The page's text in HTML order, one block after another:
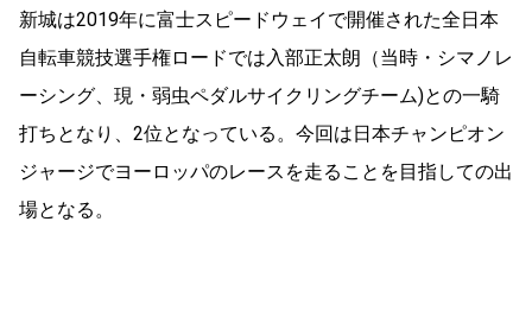
新城は2019年に富士スピードウェイで開催された全日本
自転車競技選手権ロードでは入部正太朗（当時・シマノレ
ーシング、現・弱虫ペダルサイクリングチーム)との一騎
打ちとなり、2位となっている。今回は日本チャンピオン
ジャージでヨーロッパのレースを走ることを目指しての出
場となる。